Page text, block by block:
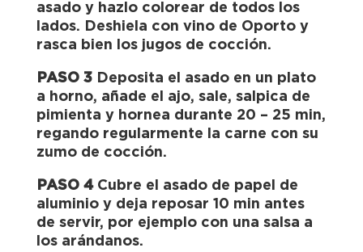
asado y hazlo colorear de todos los
lados. Deshiela con vino de Oporto y
rasca bien los jugos de cocción.
PASO 3Deposita el asado en un plato
a horno, añade el ajo, sale, salpica de
pimienta y hornea durante 20 – 25 min,
regando regularmente la carne con su
zumo de cocción.
PASO 4Cubre el asado de papel de
aluminio y deja reposar 10 min antes
de servir, por ejemplo con una salsa a
los arándanos.